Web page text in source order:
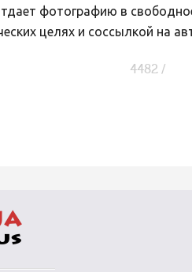
фотографию в
целях и соссылкой на
4482 /